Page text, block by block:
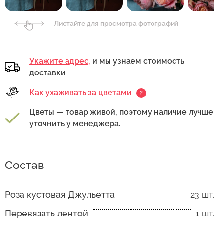
Листайте для просмотра фотографий
Укажите адрес, и мы узнаем стоимость
доставки
Как ухаживать за цветами ?
Цветы — товар живой, поэтому наличие лучше
уточнить у менеджера.
Состав
Роза кустовая Джульетта
23 шт.
Перевязать лентой
1 шт.